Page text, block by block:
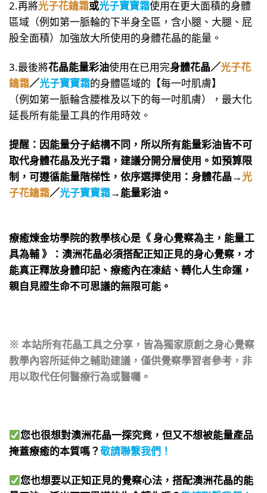
2.再將光子花鑰霜或光子寶寶霜使用在更大面積的身體
區域（例如第一脈輪的下半身全區，含小腿、大腿、屁
股全面積）加強放大所使用的身體花晶的能量。
3.最後將花晶能量彩油使用在已用完身體花晶／光子花
鑰霜／光子寶寶霜的身體區域的【每一吋肌膚】
（例如第一脈輪含腰椎及以下的每一吋肌膚），最大化
延長所有能量工具的作用時效。
提醒：因能量分子結構不同，所以所有能量彩油皆不可
取代身體花晶及光子霜，建議分開分層使用。如預算限
制，可遵循能量階梯性，依序選擇使用：身體花晶→光
子花鑰霜／光子寶寶霜→能量彩油。
療癒煉金坊學院的教學核心是《 身心覺察為主，能量工
具為輔 》：澳洲花晶必須搭配正知正見的身心覺察，才
能真正釋放身體印記、療癒內在凍結、轉化人生命運，
親自見證生命不可思議的無限可能。
※ 本站所有花晶工具之分享，皆為獨家原創之身心覺察
教學內容所延伸之輔助建議，僅供覺察學習者參考，非
用以取代任何醫療行為或醫囑。
您也很想對澳洲花晶一探究竟，但又不想被能量產品
掩蓋療癒的本質嗎？敬請聯繫我們 ！
您也想要以正知正見的覺察心法，搭配澳洲花晶的能